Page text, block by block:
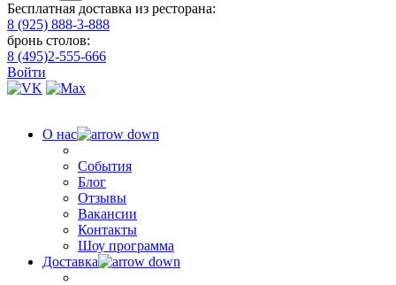
Бесплатная доставка из ресторана:
8 (925) 888-3-888
бронь столов:
8 (495)2-555-666
Войти
О нас
События
Блог
Отзывы
Вакансии
Контакты
Шоу программа
Доставка